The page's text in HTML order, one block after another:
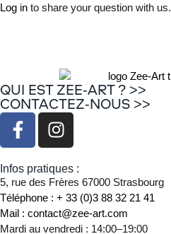
Log in to share your question with us.
QUI EST ZEE-ART ? >>
CONTACTEZ-NOUS >>
Infos pratiques :
5, rue des Frères 67000 Strasbourg
Téléphone : + 33 (0)3 88 32 21 41
Mail : contact@zee-art.com
Mardi au vendredi : 14:00–19:00